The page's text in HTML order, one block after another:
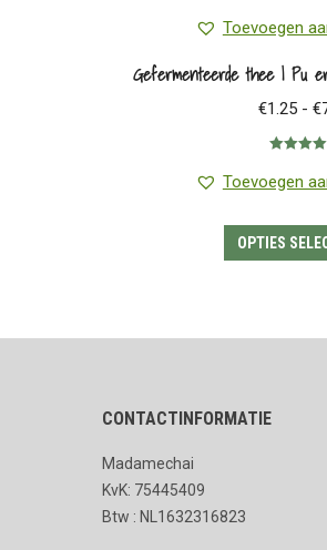
Toevoegen
Gefermenteerde thee | Pu
€1.25 - €
5.00 uit
Toevoegen
OPTIES
CONTACTINFORMATIE
Madamechai
KvK: 75445409
Btw : NL1632316823